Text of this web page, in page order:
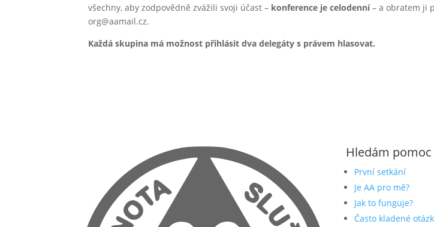
všechny, aby zodpovědně zvážili svoji účast – konference je celodenní– a obratem ji
org@aamail.cz.
Každá skupina má možnost přihlásit dva delegáty s právem hlasovat.
Hledám pomoc
První setkání
Je AA pro mě?
Jak to funguje?
Často kladené